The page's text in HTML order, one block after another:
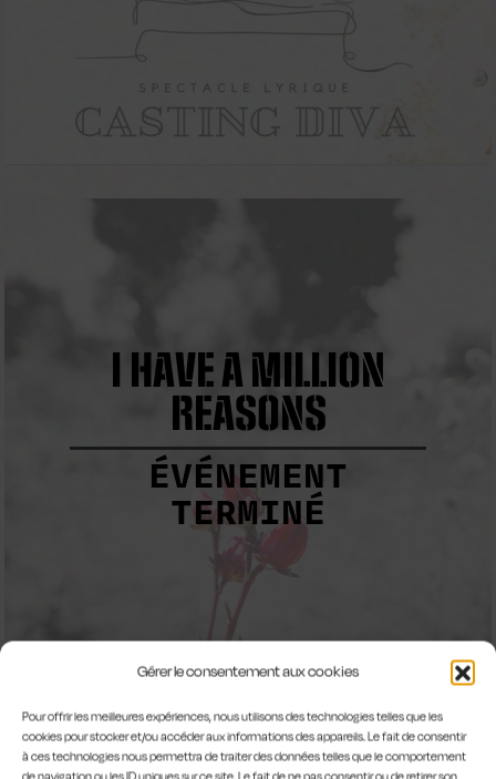
Gérer le consentement aux cookies
Pour offrir les meilleures expériences, nous utilisons des technologies telles que les
cookies pour stocker et/ou accéder aux informations des appareils. Le fait de consentir
à ces technologies nous permettra de traiter des données telles que le comportement
I HAVE A MILLION
REASONS
ÉVÉNEMENT
TERMINÉ